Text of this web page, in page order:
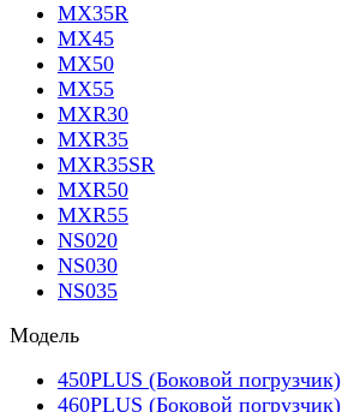
MX35R
MX45
MX50
MX55
MXR30
MXR35
MXR35SR
MXR50
MXR55
NS020
NS030
NS035
Модель
450PLUS (Боковой погрузчик)
460PLUS (Боковой погрузчик)